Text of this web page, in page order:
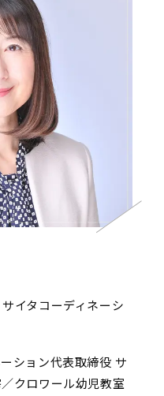
イタコーディネーシ
ション代表取締役 サ
クロワール幼児教室